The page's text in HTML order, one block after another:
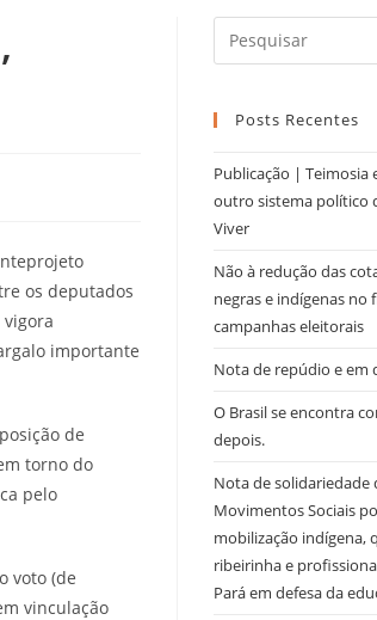
os deputados
importante
de
torno do
pelo
voto (de
vinculação
Posts Recentes
Publicação | Teimosia
outro sistema político
Viver
Não à redução das
negras e indígenas no
campanhas eleitorais
Nota de repúdio e em
O Brasil se encontra
depois.
Nota de solidariedade
Movimentos Sociais
mobilização indígena,
ribeirinha e
Pará em defesa da